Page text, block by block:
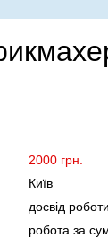
2000 грн.
Київ
досвід
робота за